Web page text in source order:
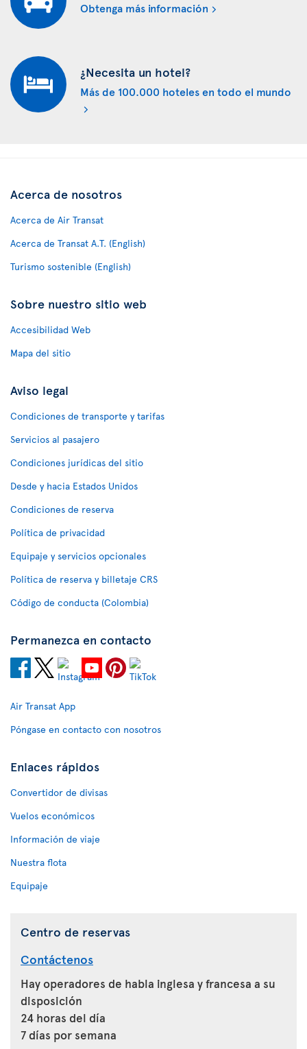
Obtenga más información
¿Necesita un hotel?
Más de 100.000 hoteles en todo el mundo
Acerca de nosotros
Acerca de Air Transat
Acerca de Transat A.T. (English)
Turismo sostenible (English)
Sobre nuestro sitio web
Accesibilidad Web
Mapa del sitio
Aviso legal
Condiciones de transporte y tarifas
Servicios al pasajero
Condiciones jurídicas del sitio
Desde y hacia Estados Unidos
Condiciones de reserva
Política de privacidad
Equipaje y servicios opcionales
Política de reserva y billetaje CRS
Código de conducta (Colombia)
Permanezca en contacto
Air Transat App
Póngase en contacto con nosotros
Enlaces rápidos
Convertidor de divisas
Vuelos económicos
Información de viaje
Nuestra flota
Equipaje
Centro de reservas
Contáctenos
Hay operadores de habla inglesa y francesa a su
disposición
24 horas del día
7 días por semana